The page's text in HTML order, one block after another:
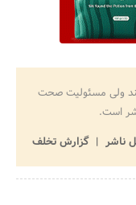
ولی مسئولیت صحت
است.
ناشر
گزارش تخلف